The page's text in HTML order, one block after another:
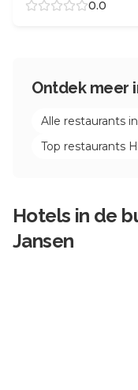
0.0
Ontdek meer
Alle restaurants in
Top restaurants
Hotels in de
Jansen